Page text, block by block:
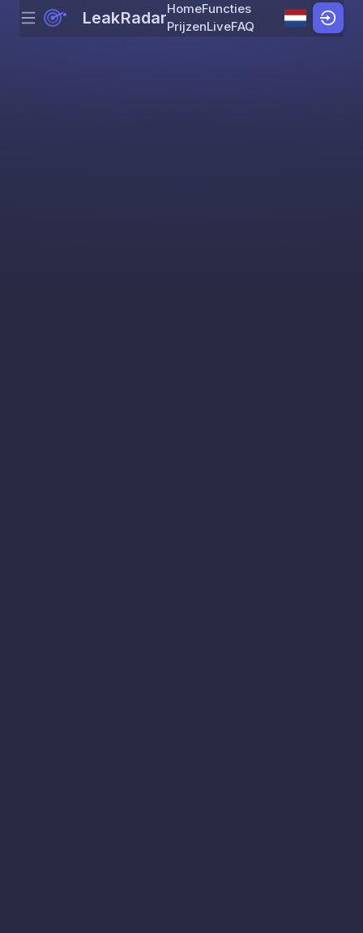
Skip to content
Menu LeakRadarHomeFuncties
PrijzenLiveFAQ